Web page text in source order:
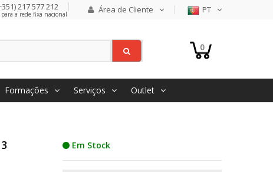
217 577 212
a rede fixa nacional Área de Cliente PT
0
Formações Serviços Outlet
Em Stock